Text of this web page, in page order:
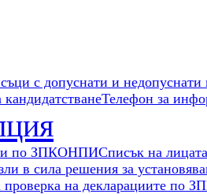
с допуснати и недопуснати
Телефон за
по ЗПКОНПИСписък на
в сила решения за
проверка на декларациите по